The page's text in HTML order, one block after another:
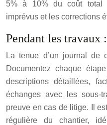
5% à 10% du coût total
imprévus et les corrections
Pendant les travaux
La tenue d’un journal de
Documentez chaque
descriptions détaillées,
échanges avec les sous-
preuve en cas de litige. Il
régulière du chantier,